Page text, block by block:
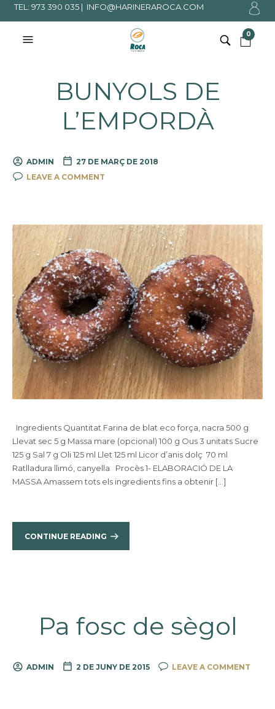
TEL: 973 390 035 | INFO@HARINERAROCA.COM
0
BUNYOLS DE
L’EMPORDÀ
ADMIN
27 DE MARÇ DE 2018
LEAVE A COMMENT
Ingredients Quantitat Farina de blat eco força, nacra 500 g
Llevat sec 5 g Massa mare (opcional) 100 g Ous 3 unitats Sucre
125 g Sal 7 g Oli 125 ml Llet 125 ml Licor d’anis dolç 70 ml
Ratlladura llimó, canyella Procès 1- ELABORACIÓ DE LA
MASSA Amassem tots els ingredients fins a obtenir […]
CONTINUE READING
Pa fosc de sègol
ADMIN 2 DE JUNY DE 2015 LEAVE A COMMENT